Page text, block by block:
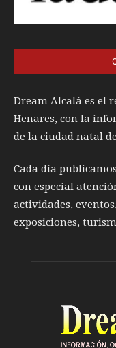
Dream Alcalá es el
Henares, con la
de la ciudad natal
Cada día
con especial
actividades,
exposiciones,